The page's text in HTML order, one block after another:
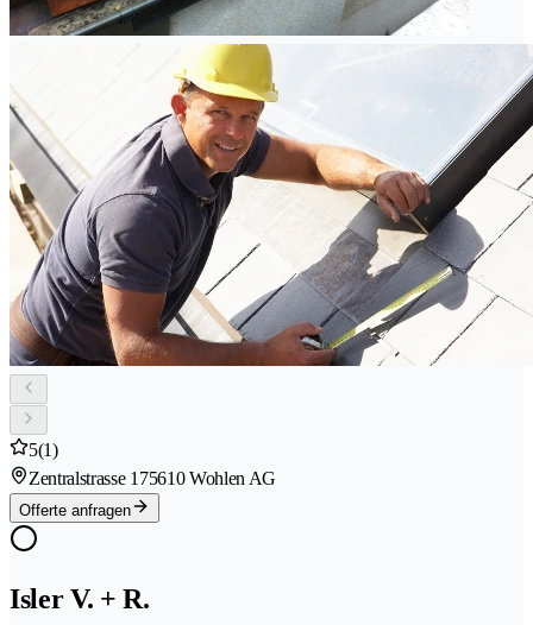
5(1)
Zentralstrasse 175610 Wohlen AG
Offerte anfragen
Isler V. + R.